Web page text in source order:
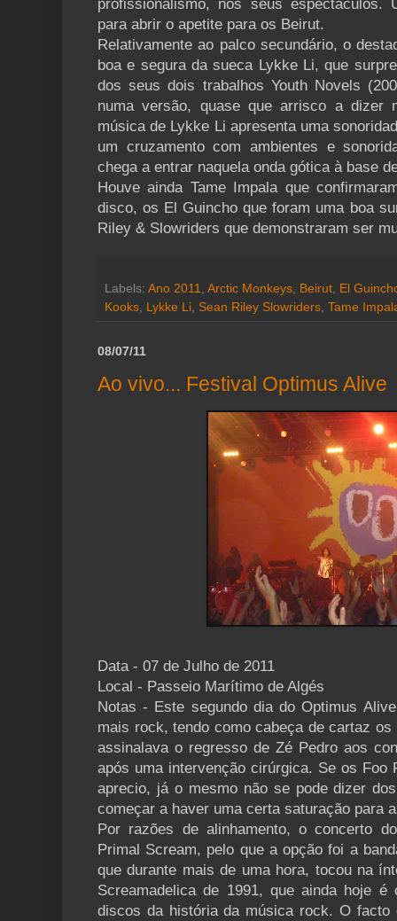
profissionalismo, nos seus espectáculos.
para abrir o apetite para os Beirut.
Relativamente ao palco secundário, o
boa e segura da sueca Lykke Li, que
dos seus dois trabalhos Youth Novels
numa versão, quase que arrisco a dizer
música de Lykke Li apresenta uma
um cruzamento com ambientes e
chega a entrar naquela onda gótica à base
Houve ainda Tame Impala que
disco, os El Guincho que foram uma boa
Riley & Slowriders que demonstraram ser
Labels: Ano 2011 Arctic Monkeys Beirut
El
Kooks
Lykke Li Sean Riley Slowriders Tame
08/07/11
Ao vivo... Festival Optimus Alive
Data - 07 de Julho de 2011
Local - Passeio Marítimo de Algés
Notas - Este segundo dia do Optimus
mais rock, tendo como cabeça de cartaz
assinalava o regresso de Zé Pedro aos
após uma intervenção cirúrgica. Se os Foo
aprecio, já o mesmo não se pode dizer
começar a haver uma certa saturação para
Por razões de alinhamento, o concerto
Primal Scream, pelo que a opção foi a
que durante mais de uma hora, tocou na
Screamadelica de 1991, que ainda hoje é
discos da história da música rock. O facto